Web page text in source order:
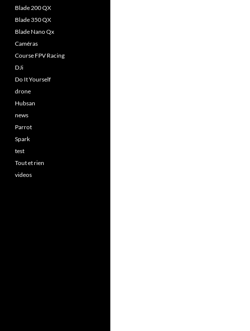
Blade 200 QX
Blade 350 QX
Blade Nano Qx
Caméras
Course FPV Racing
DJi
Do It Yourself
drone
Hubsan
news
Parrot
Spark
test
Tout et rien
videos